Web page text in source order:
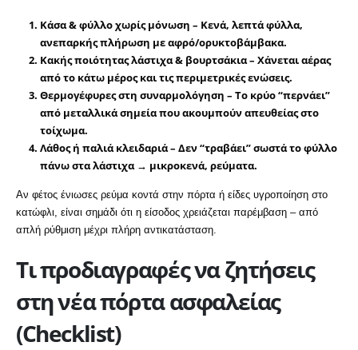
Κάσα & φύλλο χωρίς μόνωση – Κενά, λεπτά φύλλα,
ανεπαρκής πλήρωση με αφρό/ορυκτοβάμβακα.
Κακής ποιότητας λάστιχα & βουρτσάκια– Χάνεται αέρας
από το κάτω μέρος και τις περιμετρικές ενώσεις.
Θερμογέφυρες στη συναρμολόγηση – Το κρύο “περνάει”
από μεταλλικά σημεία που ακουμπούν απευθείας στο
τοίχωμα.
Λάθος ή παλιά κλειδαριά– Δεν “τραβάει” σωστά το φύλλο
πάνω στα λάστιχα → μικροκενά, ρεύματα.
Αν φέτος ένιωσες ρεύμα κοντά στην πόρτα ή είδες υγροποίηση στο
κατώφλι, είναι σημάδι ότι η είσοδος χρειάζεται παρέμβαση – από
απλή ρύθμιση μέχρι πλήρη αντικατάσταση.
Τι προδιαγραφές να ζητήσεις
στη νέα πόρτα ασφαλείας
(Checklist)